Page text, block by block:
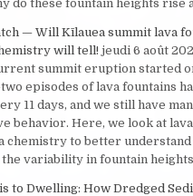
do these fountain heights rise
— Will Kīlauea summit lava
will tell! jeudi 6 août
summit eruption started
episodes of lava fountains
11 days, and we still have
behavior. Here, we look at
chemistry to better understand
variability in fountain
to Dwelling: How Dredged